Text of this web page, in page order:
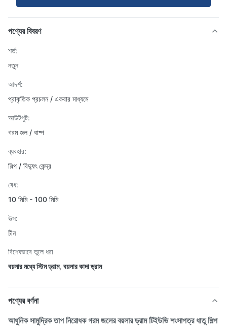
পণ্যের বিবরণ
শর্ত:
নতুন
আদর্শ:
প্রাকৃতিক প্রচলন / একবার মাধ্যমে
আউটপুট:
গরম জল / বাষ্প
ব্যবহার:
শিল্প / বিদ্যুৎ কেন্দ্র
বেধ:
10 মিমি - 100 মিমি
উত্স:
চীন
বিশেষভাবে তুলে ধরা
বয়লার মধ্যে স্টিম ড্রাম, বয়লার কাদা ড্রাম
পণ্যের বর্ণনা
আধুনিক সামুদ্রিক তাপ নিরোধক গরম জলের বয়লার ড্রাম টিইউভি শংসাপত্র ধাতু শিল্প